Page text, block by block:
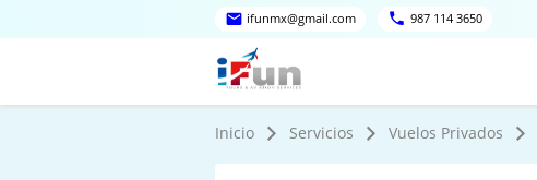
ifunmx@gmail.com 987 114 3650
Inicio Servicios Vuelos Privados